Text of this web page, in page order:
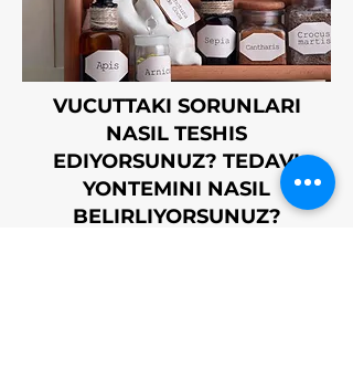
VUCUTTAKI SORUNLARI
NASIL TESHIS
EDIYORSUNUZ? TEDAVI
YONTEMINI NASIL
BELIRLIYORSUNUZ?